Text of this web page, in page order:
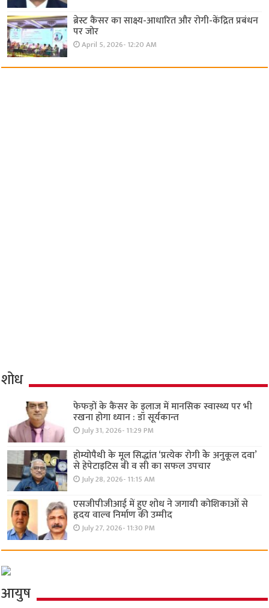
ब्रेस्ट कैंसर का साक्ष्य-आधारित और रोगी-केंद्रित प्रबंधन
पर जोर
April 5, 2026- 12:20 AM
शोध
फेफड़ों के कैंसर के इलाज में मानसिक स्वास्थ्य पर भी
रखना होगा ध्यान : डॉ सूर्यकान्त
July 31, 2026- 11:29 PM
होम्योपैथी के मूल सिद्धांत ‘प्रत्येक रोगी केे अनुकूल दवा’
से हेपेटाइटिस बी व सी का सफल उपचार
July 28, 2026- 11:15 AM
एसजीपीजीआई में हुए शोध ने जगायी कोशिकाओं से
हृदय वाल्व निर्माण की उम्मीद
July 27, 2026- 11:30 PM
आयुष